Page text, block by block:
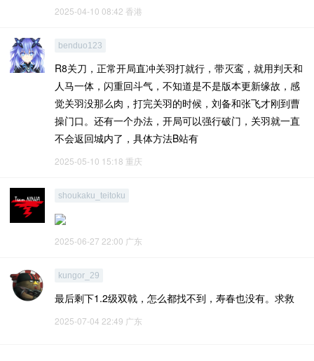
2025-04-10 08:42 香港
benduo123
R8关刀，正常开局直冲关羽打就行，带灭鸾，就用判天和
人马一体，闪重回斗气，不知道是不是版本更新缘故，感
觉关羽没那么肉，打完关羽的时候，刘备和张飞才刚到曹
操门口。还有一个办法，开局可以强行破门，关羽就一直
不会返回城内了，具体方法B站有
2025-05-10 15:18 重庆
shoukaku_teitoku
2025-06-27 22:00 广东
kungor_29
最后剩下1.2级双戟，怎么都找不到，寿春也没有。求救
2025-07-04 22:49 广东